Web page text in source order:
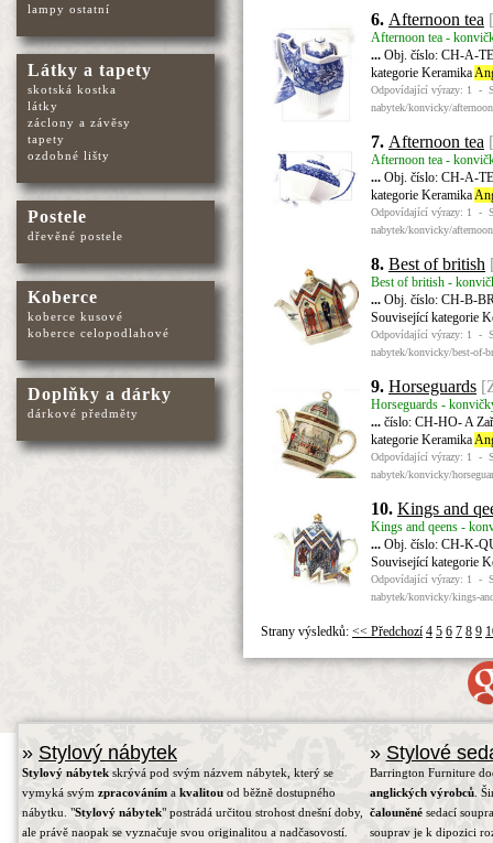
6. Afternoon tea
Afternoon tea -
...Obj. číslo: CH-A-
kategorie Keramika
Odpovídající výrazy: 1 -
nabytek/konvicky/
7. Afternoon tea
Afternoon tea -
...Obj. číslo: CH-A-
kategorie Keramika
Odpovídající výrazy: 1 -
nabytek/konvicky/
8. Best of british
Best of british -
...Obj. číslo: CH-B-
Související kategorie
Odpovídající výrazy: 1 -
nabytek/konvicky/best-of-
9. Horseguards
Horseguards -
...číslo: CH-HO- A
kategorie Keramika
Odpovídající výrazy: 1 -
nabytek/konvicky/
10. Kings and
Kings and qeens -
...Obj. číslo: CH-K-
Související kategorie
Odpovídající výrazy: 1 -
nabytek/konvicky/kings-
Strany výsledků: << Předchozí 4 5 6 7 8 9
lampy ostatní
Látky a tapety
skotská kostka
látky
záclony a závěsy
tapety
ozdobné lišty
Postele
dřevěné postele
Koberce
koberce kusové
koberce celopodlahové
Doplňky a dárky
dárkové předměty
» Stylový nábytek
Stylový nábytek skrývá pod svým názvem nábytek, který se
vymyká svým zpracováním a kvalitou od běžně dostupného
nábytku. "Stylový nábytek" postrádá určitou strohost dnešní doby,
ale právě naopak se vyznačuje svou originalitou a nadčasovostí.
» Stylové
Barrington Furniture
anglických výrobců.
čalouněnésedací
souprav je k dipozici